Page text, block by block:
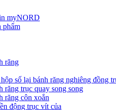
myNORD
phẩm
răng
số lại bánh răng nghiêng đồng
răng trục quay song song
răng côn xoắn
động trục vít của